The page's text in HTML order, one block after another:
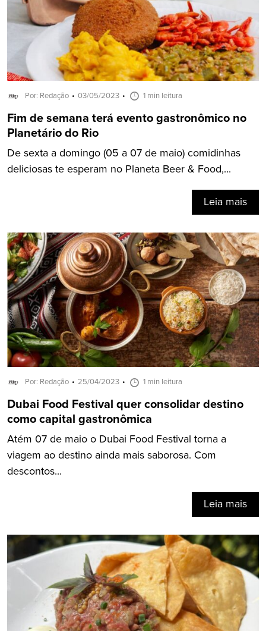
Por: Redação 03/05/2023 1 min leitura
Fim de semana terá evento gastronômico no
Planetário do Rio
De sexta a domingo (05 a 07 de maio) comidinhas
deliciosas te esperam no Planeta Beer & Food,...
Leia mais
Por: Redação 25/04/2023 1 min leitura
Dubai Food Festival quer consolidar destino
como capital gastronômica
Atém 07 de maio o Dubai Food Festival torna a
viagem ao destino ainda mais saborosa. Com
descontos...
Leia mais